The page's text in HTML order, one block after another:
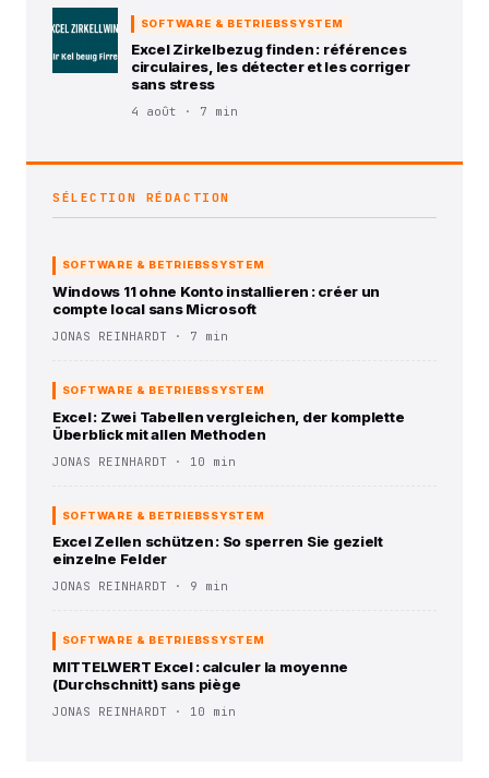
SOFTWARE & BETRIEBSSYSTEM
Excel Zirkelbezug finden : références
circulaires, les détecter et les corriger
sans stress
4 août · 7 min
SÉLECTION RÉDACTION
SOFTWARE & BETRIEBSSYSTEM
Windows 11 ohne Konto installieren : créer un
compte local sans Microsoft
JONAS REINHARDT · 7 min
SOFTWARE & BETRIEBSSYSTEM
Excel : Zwei Tabellen vergleichen, der komplette
Überblick mit allen Methoden
JONAS REINHARDT · 10 min
SOFTWARE & BETRIEBSSYSTEM
Excel Zellen schützen : So sperren Sie gezielt
einzelne Felder
JONAS REINHARDT · 9 min
SOFTWARE & BETRIEBSSYSTEM
MITTELWERT Excel : calculer la moyenne
(Durchschnitt) sans piège
JONAS REINHARDT · 10 min